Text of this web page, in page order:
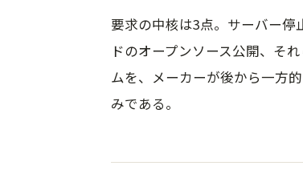
要求の中核は3点。サーバー
ドのオープンソース公開、そ
ムを、メーカーが後から一方
みである。